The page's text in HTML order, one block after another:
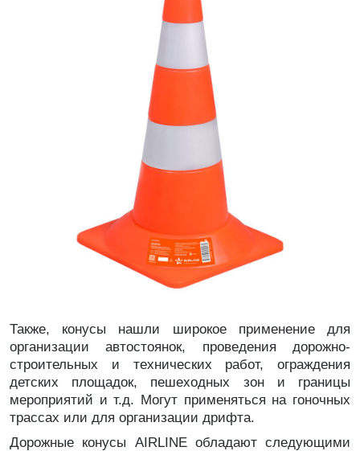
Также, конусы нашли широкое применение для
организации автостоянок, проведения дорожно-
строительных и технических работ, ограждения
детских площадок, пешеходных зон и границы
мероприятий и т.д. Могут применяться на гоночных
трассах или для организации дрифта.
Дорожные конусы AIRLINE обладают следующими